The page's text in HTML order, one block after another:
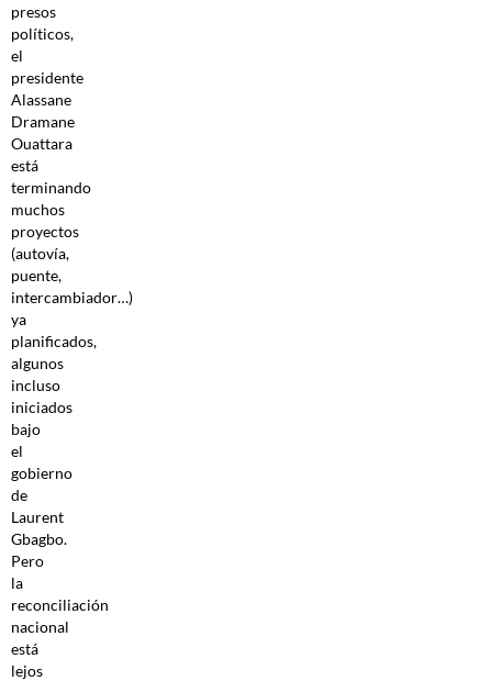
presos
políticos,
el
presidente
Alassane
Dramane
Ouattara
está
terminando
muchos
proyectos
(autovía,
puente,
intercambiador…)
ya
planificados,
algunos
incluso
iniciados
bajo
el
gobierno
de
Laurent
Gbagbo.
Pero
la
reconciliación
nacional
está
lejos